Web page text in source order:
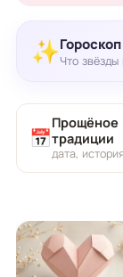
✨Что
📅
Прощёное
традиции
дата,